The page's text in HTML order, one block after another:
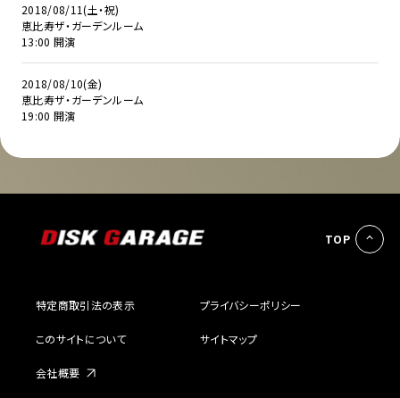
2018/08/11(土・祝)
恵比寿ザ・ガーデンルーム
13:00 開演
2018/08/10(金)
恵比寿ザ・ガーデンルーム
19:00 開演
TOP
特定商取引法の表示 プライバシーポリシー
このサイトについて サイトマップ
会社概要